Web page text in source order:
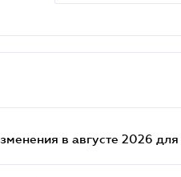
в августе 2026